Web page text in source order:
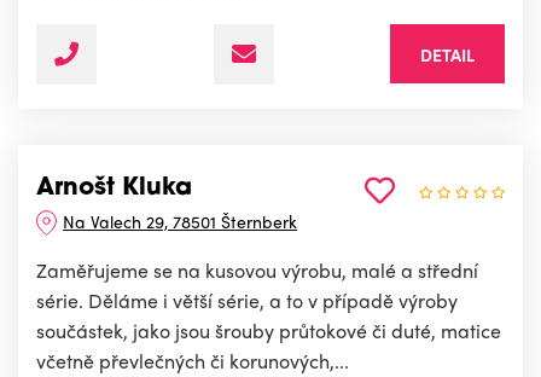
DETAIL
Arnošt Kluka
Na Valech 29, 78501 Šternberk
Zaměřujeme se na kusovou výrobu, malé a střední
série. Děláme i větší série, a to v případě výroby
součástek, jako jsou šrouby průtokové či duté, matice
včetně převlečných či korunových,...